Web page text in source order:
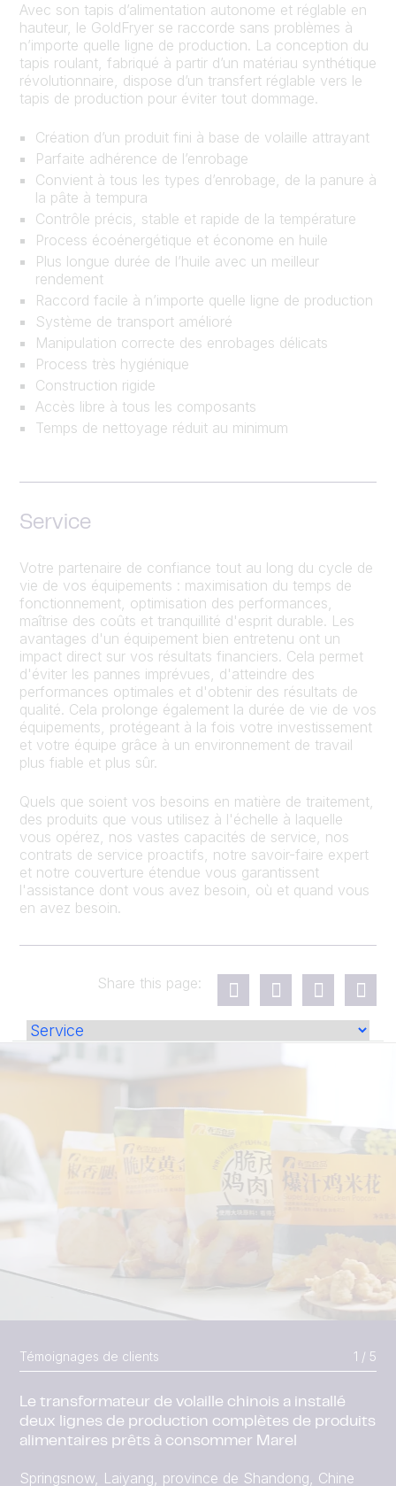
Avec son tapis d’alimentation autonome et réglable en
hauteur, le GoldFryer se raccorde sans problèmes à
n’importe quelle ligne de production. La conception du
tapis roulant, fabriqué à partir d’un matériau synthétique
révolutionnaire, dispose d’un transfert réglable vers le
tapis de production pour éviter tout dommage.
Création d’un produit fini à base de volaille attrayant
Parfaite adhérence de l’enrobage
Convient à tous les types d’enrobage, de la panure à
la pâte à tempura
Contrôle précis, stable et rapide de la température
Process écoénergétique et économe en huile
Plus longue durée de l’huile avec un meilleur
rendement
Raccord facile à n’importe quelle ligne de production
Système de transport amélioré
Manipulation correcte des enrobages délicats
Process très hygiénique
Construction rigide
Accès libre à tous les composants
Temps de nettoyage réduit au minimum
Service
Votre partenaire de confiance tout au long du cycle de
vie de vos équipements : maximisation du temps de
fonctionnement, optimisation des performances,
maîtrise des coûts et tranquillité d'esprit durable. Les
avantages d'un équipement bien entretenu ont un
impact direct sur vos résultats financiers. Cela permet
d'éviter les pannes imprévues, d'atteindre des
performances optimales et d'obtenir des résultats de
qualité. Cela prolonge également la durée de vie de vos
équipements, protégeant à la fois votre investissement
et votre équipe grâce à un environnement de travail
plus fiable et plus sûr.
Quels que soient vos besoins en matière de traitement,
des produits que vous utilisez à l'échelle à laquelle
vous opérez, nos vastes capacités de service, nos
contrats de service proactifs, notre savoir-faire expert
et notre couverture étendue vous garantissent
l'assistance dont vous avez besoin, où et quand vous
en avez besoin.
Share this page:
Témoignages de clients 1 / 5
Le transformateur de volaille chinois a installé
deux lignes de production complètes de produits
alimentaires prêts à consommer Marel
Springsnow, Laiyang, province de Shandong, Chine
Lire la suite